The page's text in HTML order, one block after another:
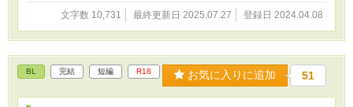
文字数 10,731 最終更新日 2025.07.27 登録日 2024.04.08
BL 完結 短編 R18 お気に入りに追加 51